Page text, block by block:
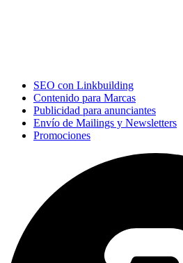
SEO con Linkbuilding
Contenido para Marcas
Publicidad para anunciantes
Envío de Mailings y Newsletters
Promociones